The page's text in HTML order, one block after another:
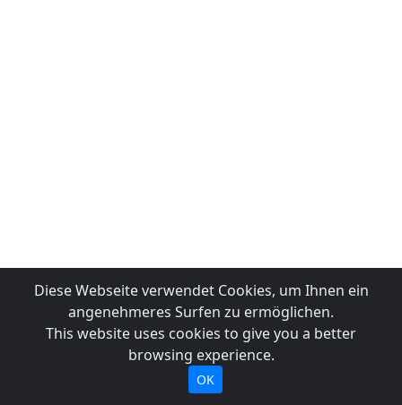
Diese Webseite verwendet Cookies, um Ihnen ein
angenehmeres Surfen zu ermöglichen.
This website uses cookies to give you a better
browsing experience.
OK